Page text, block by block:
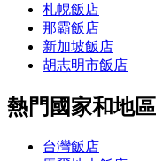
札幌飯店
那霸飯店
新加坡飯店
胡志明市飯店
熱門國家和地區
台灣飯店